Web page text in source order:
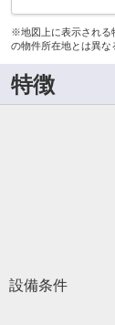
※地図上に表示される
の物件所在地とは異な
特徴
設備条件